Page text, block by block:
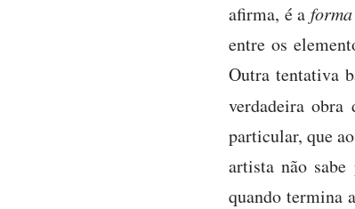
afirma, é a
entre os
Outra tentativa
verdadeira obra
particular, que
artista não sabe
quando termina